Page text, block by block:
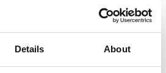
Details About